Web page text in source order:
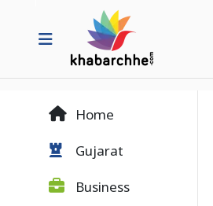
Home
Gujarat
Business